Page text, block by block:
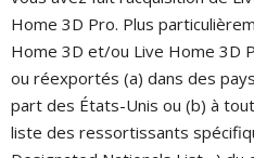
Home 3D Pro. Plus
Home 3D et/ou Live Home 3D
ou réexportés (a) dans des
part des États-Unis ou (b) à
liste des ressortissants